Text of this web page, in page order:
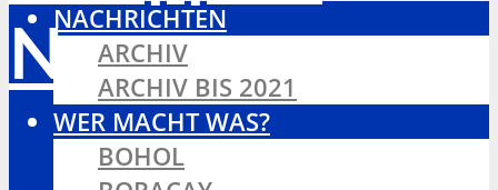
NACHRICHTEN
ARCHIV
ARCHIV BIS 2021
WER MACHT WAS?
BOHOL